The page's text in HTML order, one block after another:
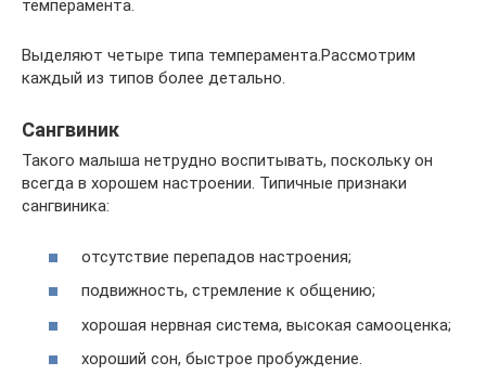
темперамента.
Выделяют четыре типа темперамента.Рассмотрим
каждый из типов более детально.
Сангвиник
Такого малыша нетрудно воспитывать, поскольку он
всегда в хорошем настроении. Типичные признаки
сангвиника:
отсутствие перепадов настроения;
подвижность, стремление к общению;
хорошая нервная система, высокая самооценка;
хороший сон, быстрое пробуждение.